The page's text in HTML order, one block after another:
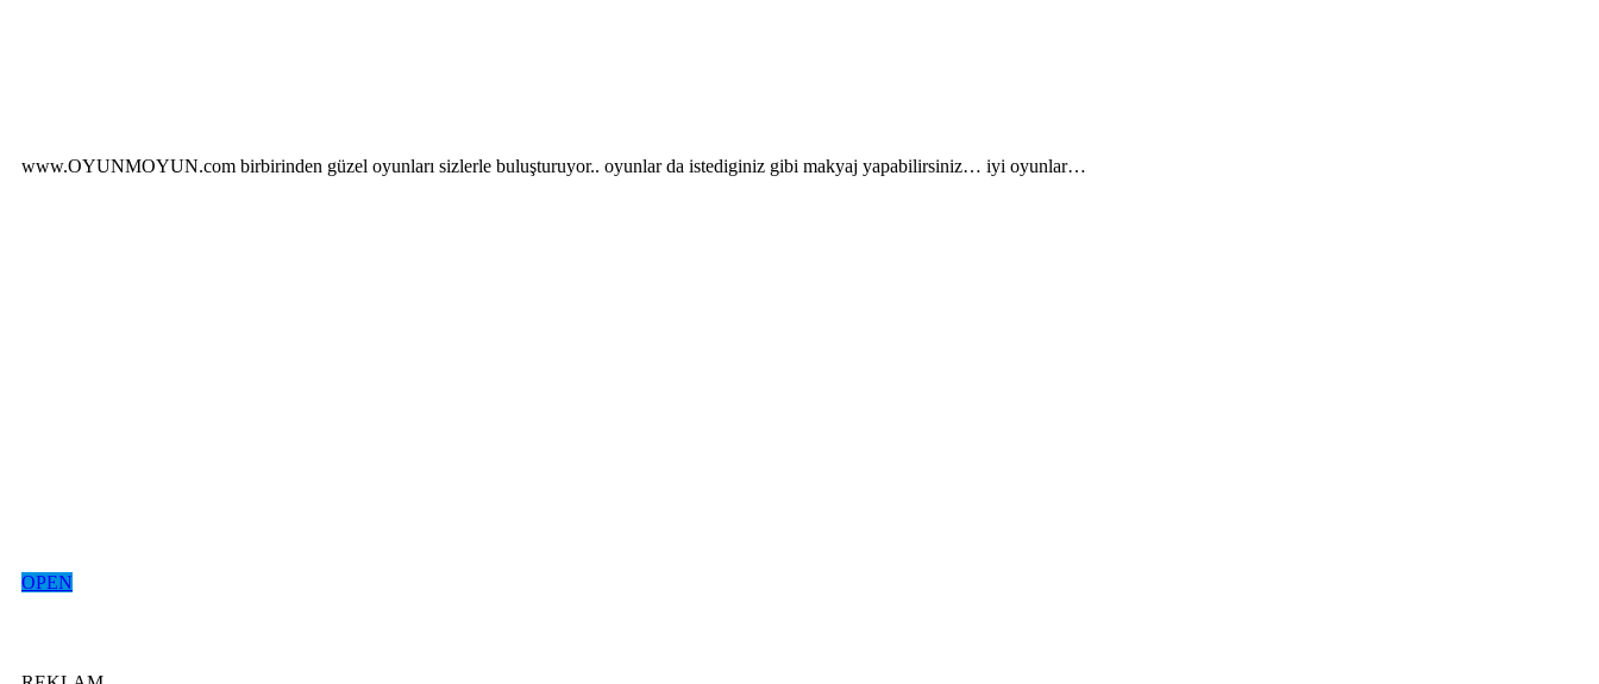
www.OYUNMOYUN.com birbirinden güzel oyunları sizlerle buluşturuyor.. oyunlar da istediginiz gibi makyaj yapabilirsiniz… iyi oyunlar…
OPEN